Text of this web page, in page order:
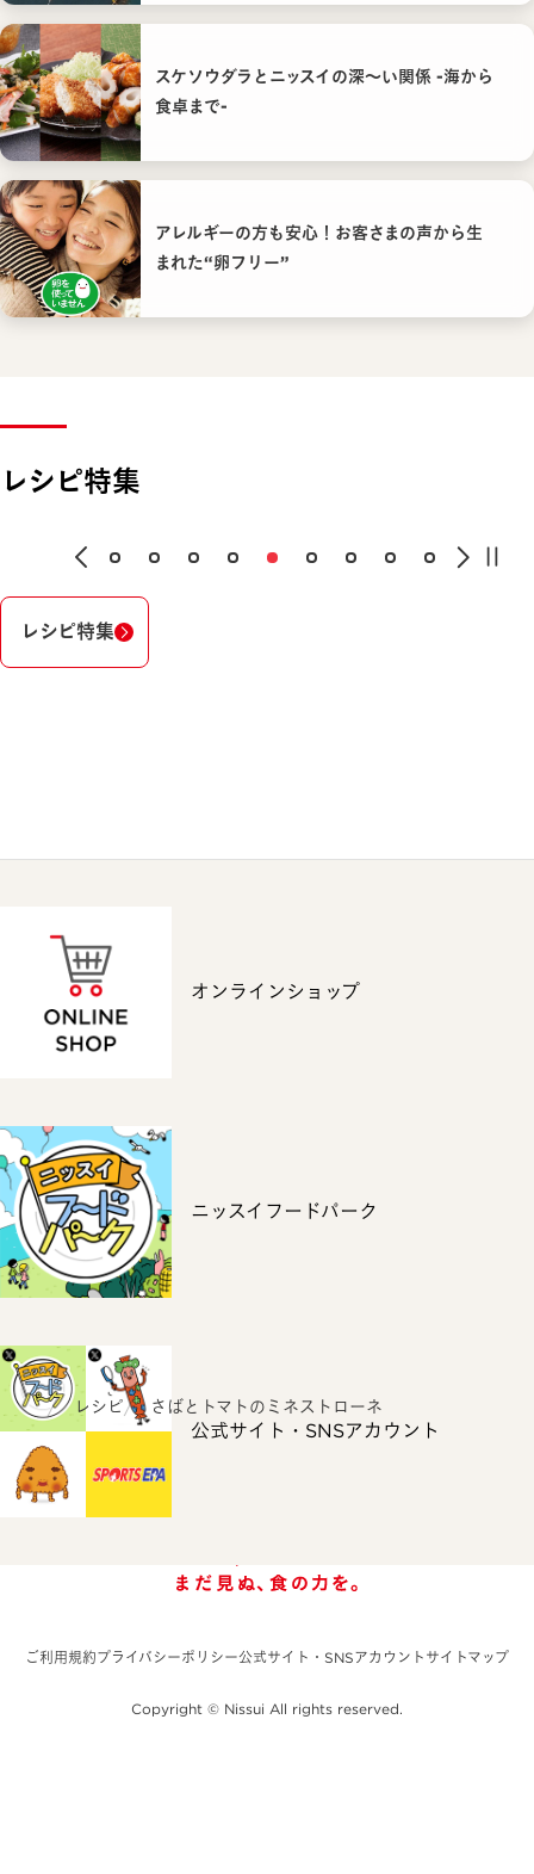
スケソウダラとニッスイの深〜い関係 -海から
食卓まで-
アレルギーの方も安心！お客さまの声から生
まれた“卵フリー”
レシピ特集
レシピ特集
オンラインショップ
ニッスイフードパーク
公式サイト・SNSアカウント
ホーム レシピ さばとトマトのミネストローネ
ご利用規約プライバシーポリシー公式サイト・SNSアカウント サイトマップ
Copyright © Nissui All rights reserved.